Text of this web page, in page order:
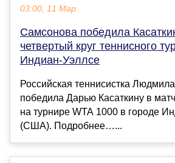
03:00, 11 Мар
Самсонова победила
четвертый круг теннисного
Индиан‑Уэллсе
Российская теннисистка
победила Дарью Касаткину в
на турнире WTA 1000 в городе
(США). Подробнее…...